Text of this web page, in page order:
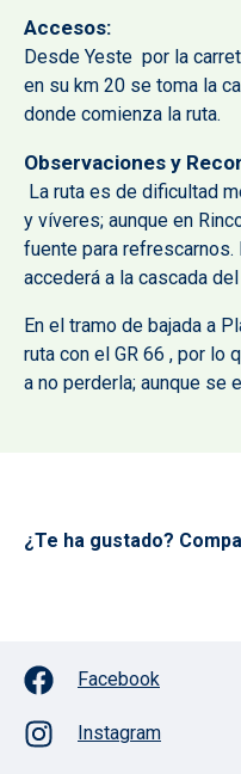
Accesos
Desde Yeste por la
en su km 20 se toma la
donde comienza la ruta.
Observaciones y
La ruta es de dificultad
y víveres; aunque en
fuente para
accederá a la cascada del
En el tramo de bajada a
ruta con el GR 66 , por lo
a no perderla; aunque se
¿Te ha gustado?
Facebook
Instagram